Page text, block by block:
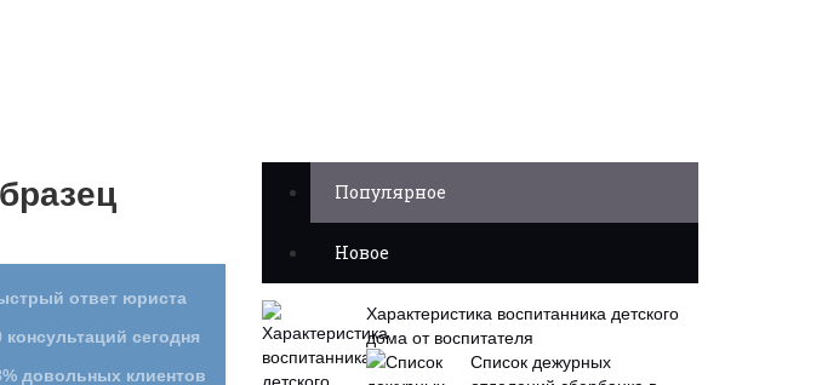
Популярное
Новое
Характеристика воспитанника детского
дома от воспитателя
Список дежурных